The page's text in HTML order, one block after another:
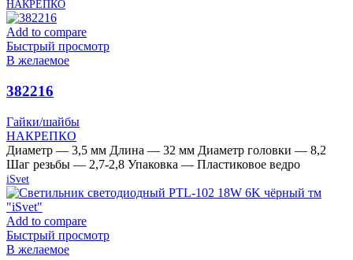
НАКРЕПКО
Add to compare
Быстрый просмотр
В желаемое
382216
Гайки/шайбы
НАКРЕПКО
Диаметр — 3,5 мм Длина — 32 мм Диаметр головки — 8,2
Шаг резьбы — 2,7-2,8 Упаковка — Пластиковое ведро
iSvet
Add to compare
Быстрый просмотр
В желаемое